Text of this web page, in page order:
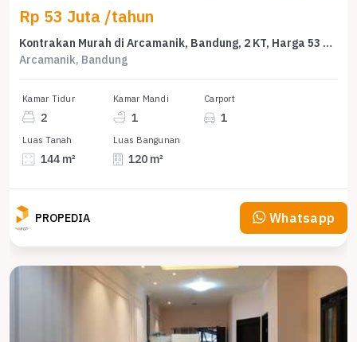
Rp 53 Juta /tahun
Kontrakan Murah di Arcamanik, Bandung, 2 KT, Harga 53 Juta /tahun
Arcamanik, Bandung
Kamar Tidur
2
Kamar Mandi
1
Carport
1
Luas Tanah
144 m²
Luas Bangunan
120 m²
PROPEDIA Whatsapp